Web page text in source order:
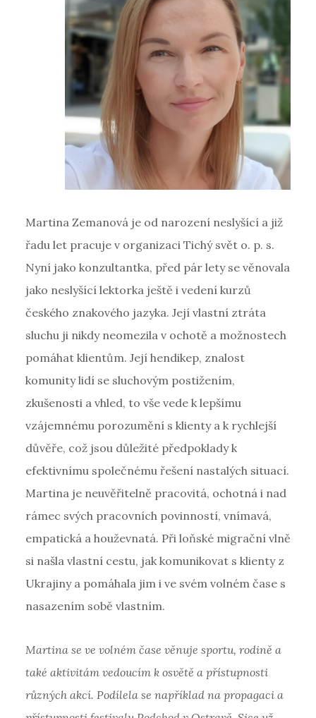
Martina Zemanová je od narození neslyšící a již
řadu let pracuje v organizaci Tichý svět o. p. s.
Nyní jako konzultantka, před pár lety se věnovala
jako neslyšící lektorka ještě i vedení kurzů
českého znakového jazyka. Její vlastní ztráta
sluchu ji nikdy neomezila v ochotě a možnostech
pomáhat klientům. Její hendikep, znalost
komunity lidí se sluchovým postižením,
zkušenosti a vhled, to vše vede k lepšímu
vzájemnému porozumění s klienty a k rychlejší
důvěře, což jsou důležité předpoklady k
efektivnímu společnému řešení nastalých situací.
Martina je neuvěřitelně pracovitá, ochotná i nad
rámec svých pracovních povinností, vnímavá,
empatická a houževnatá. Při loňské migrační vlně
si našla vlastní cestu, jak komunikovat s klienty z
Ukrajiny a pomáhala jim i ve svém volném čase s
nasazením sobě vlastním.
Martina se ve volném čase věnuje sportu, rodině a
také aktivitám vedoucím k osvětě a přístupnosti
různých akcí. Podílela se například na propagaci a